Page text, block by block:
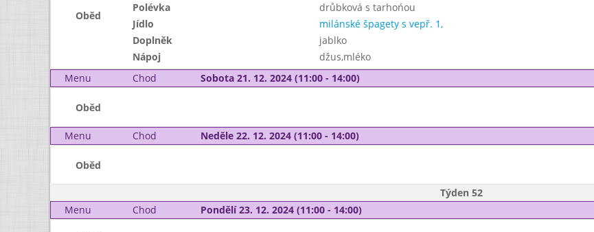
Oběd
Polévka drůbková s tarhońou
Jídlo
milánské špagety s vepř. 1,
Doplněk
jablko
Nápoj
džus,mléko
Menu
Chod Sobota 21. 12. 2024 (11:00 - 14:00)
Oběd
Menu Chod Neděle 22. 12. 2024 (11:00 - 14:00)
Oběd
Týden 52
Menu
Chod Pondělí 23. 12. 2024 (11:00 - 14:00)